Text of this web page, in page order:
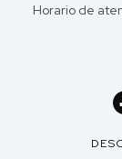
Horario de